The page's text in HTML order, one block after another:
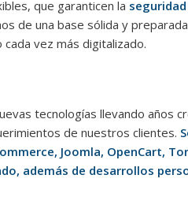
que garanticen la
de una base sólida y
vez más digitalizado.
tecnologías llevando años
de nuestros clientes.
Joomla, OpenCart,
además de desarrollos